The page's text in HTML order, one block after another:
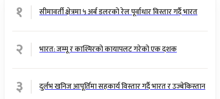
१ सीमावर्ती क्षेत्रमा ५ अर्ब डलरको रेल पूर्वाधार विस्तार गर्दै भारत
२ भारत: जम्मू र काश्मिरको कायापलट गरेको एक दशक
३ दुर्लभ खनिज आपूर्तिमा सहकार्य विस्तार गर्दै भारत र उज्बेकिस्तान